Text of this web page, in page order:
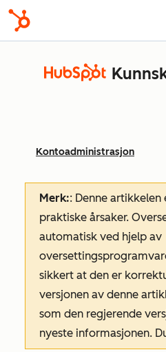
Kontoadministrasjon
Merk:: Denne
praktiske årsaker.
automatisk ved hjelp av
sikkert at den er
versjonen av denne
som den regjerende
nyeste informasjonen.